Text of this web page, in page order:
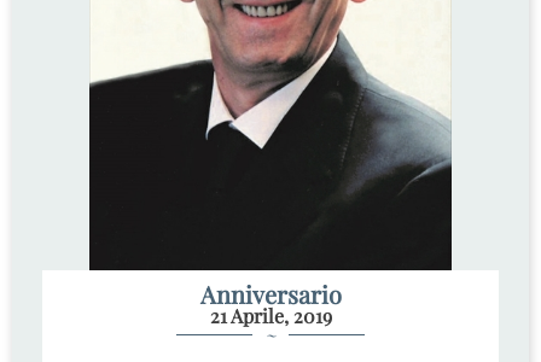
Anniversario
21 Aprile, 2019
~